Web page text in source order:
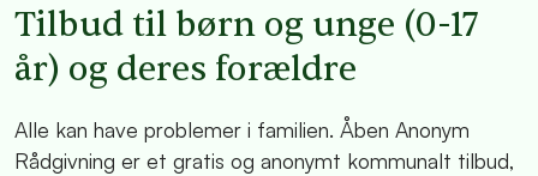
Tilbud til børn og unge (0-17
år) og deres forældre
Alle kan have problemer i familien. Åben Anonym
Rådgivning er et gratis og anonymt kommunalt tilbud,